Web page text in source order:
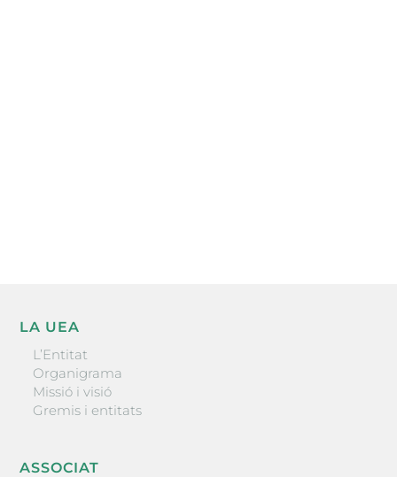
LA UEA
L’Entitat
Organigrama
Missió i visió
Gremis i entitats
ASSOCIAT